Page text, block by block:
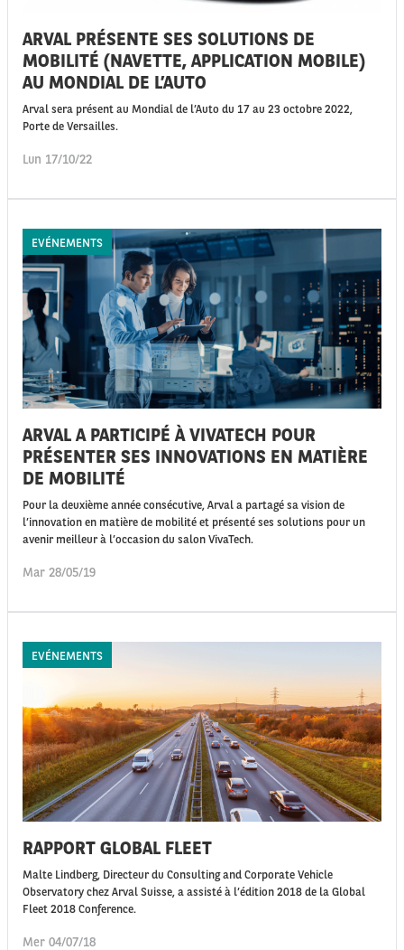
ARVAL PRÉSENTE SES SOLUTIONS DE
MOBILITÉ (NAVETTE, APPLICATION MOBILE)
AU MONDIAL DE L’AUTO
Arval sera présent au Mondial de l’Auto du 17 au 23 octobre 2022,
Porte de Versailles.
Lun 17/10/22
EVÉNEMENTS
ARVAL A PARTICIPÉ À VIVATECH POUR
PRÉSENTER SES INNOVATIONS EN MATIÈRE
DE MOBILITÉ
Pour la deuxième année consécutive, Arval a partagé sa vision de
l’innovation en matière de mobilité et présenté ses solutions pour un
avenir meilleur à l’occasion du salon VivaTech.
Mar 28/05/19
EVÉNEMENTS
RAPPORT GLOBAL FLEET
Malte Lindberg, Directeur du Consulting and Corporate Vehicle
Observatory chez Arval Suisse, a assisté à l’édition 2018 de la Global
Fleet 2018 Conference.
Mer 04/07/18